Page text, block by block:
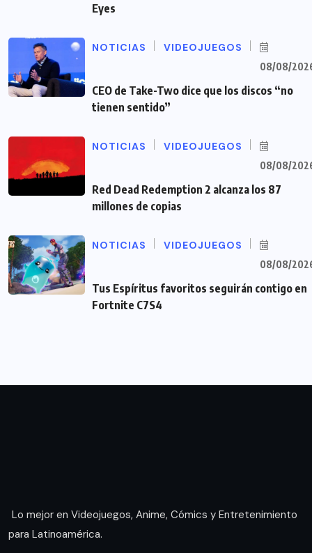
Eyes
NOTICIAS VIDEOJUEGOS
08/08/
CEO de Take-Two dice que los discos “no
tienen sentido”
NOTICIAS VIDEOJUEGOS
08/08/
Red Dead Redemption 2 alcanza los 87
millones de copias
NOTICIAS VIDEOJUEGOS
08/08/
Tus Espíritus favoritos seguirán contigo en
Fortnite C7S4
Lo mejor en Videojuegos, Anime, Cómics y Entretenimiento
para Latinoamérica.